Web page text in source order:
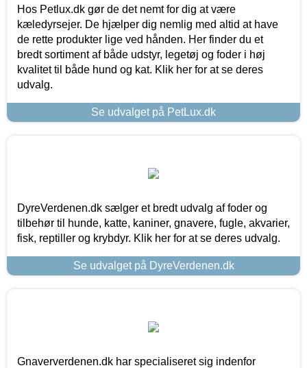
Hos Petlux.dk gør de det nemt for dig at være
kæledyrsejer. De hjælper dig nemlig med altid at have
de rette produkter lige ved hånden. Her finder du et
bredt sortiment af både udstyr, legetøj og foder i høj
kvalitet til både hund og kat. Klik her for at se deres
udvalg.
Se udvalget på PetLux.dk
DyreVerdenen.dk sælger et bredt udvalg af foder og
tilbehør til hunde, katte, kaniner, gnavere, fugle, akvarier,
fisk, reptiller og krybdyr. Klik her for at se deres udvalg.
Se udvalget på DyreVerdenen.dk
Gnaververdenen.dk har specialiseret sig indenfor